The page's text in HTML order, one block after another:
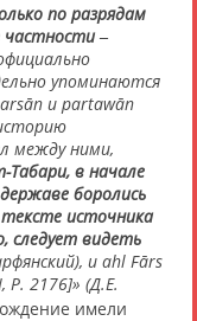
по разрядам
частности ‒
упоминаются
и partawān
между ними,
Табари, в начале
боролись
источника
и ahl Fārs
P. 2176]» (Д.Е.
имели